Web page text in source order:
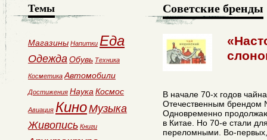
Советские бренды
В начале 70-х годов
Отечественным брендом
Одновременно
в Китае. Но 70-е стали
переломными. Во-
Темы
Магазины Напитки Еда
ОдеждаОбувь Техника
Косметика Автомобили
Достижения Наука Космос
Авиация КиноМузыка
Живопись Книги